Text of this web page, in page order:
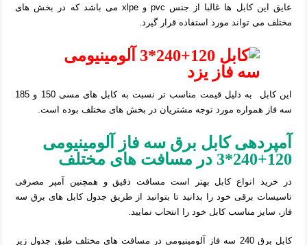
عایق این کابل ها غالبا از جنس pvc و xlpe می باشد که در بخش های
مختلف می تواند مورد استفاده قرار گیرد.
این کابل به دلیل قیمت مناسب تر نسبت به کابل های مسی 150 و 185
سه فاز همواره مورد توجه مشتریان در بخش های مختلف بوده است.
آمپردهی کابل برق سه فاز آلومینیومی
120+240*3 در مسافت های مختلف
در خرید انواع کابل بهتر است مسافت دقیق و همچنین آمپر مصرفی
تاسیسات برقی خود را بدانید تا بتوانید از طریق جدول کابل های برق سه
فاز، سایز مناسب کابل خود را انتحاب نمایید.
کابل برق 240 سه فاز آلومینیومی در مسافت های مختلف طبق جدول زیر